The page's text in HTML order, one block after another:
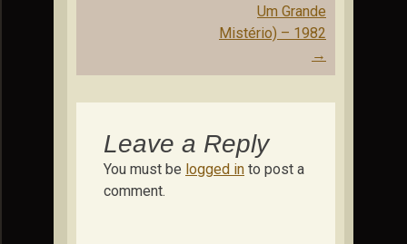
Um Grande
Mistério) – 1982
→
Leave a Reply
You must be logged in to post a
comment.